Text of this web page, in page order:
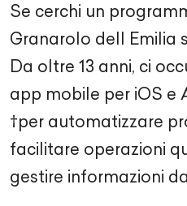
Se cerchi un
Granarolo dell Emilia
Da oltre 13 anni, ci
app mobile per iOS e
†per automatizzare
facilitare operazioni
gestire informazioni